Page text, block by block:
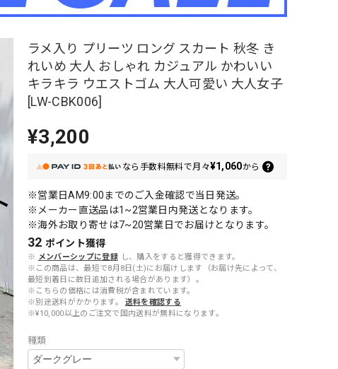
ラメ入り プリーツ ロング スカート 秋冬 き
れいめ 大人 おしゃれ カジュアル かわいい
キラキラ ウエストゴム 大人可愛い 大人女子
[LW-CBK006]
¥3,200
なら 手数料無料で月々¥1,060から
※営業日AM9:00までのご入金確認で当日発送。
※メーカー直送品は1~2営業日内発送となります。
※海外お取り寄せは7~20営業日でお届けとなります。
32 ポイント獲得
※ メンバーシップに登録 し、購入をすると獲得できます。
※この商品は、最短で8月8日(土)にお届けします（お届け先によって、
最短到着日に数日追加される場合があります）。
※こちらの価格には消費税が含まれています。
※別途送料がかかります。
送料を確認する
※¥10,000以上のご注文で国内送料が無料になります。
種類